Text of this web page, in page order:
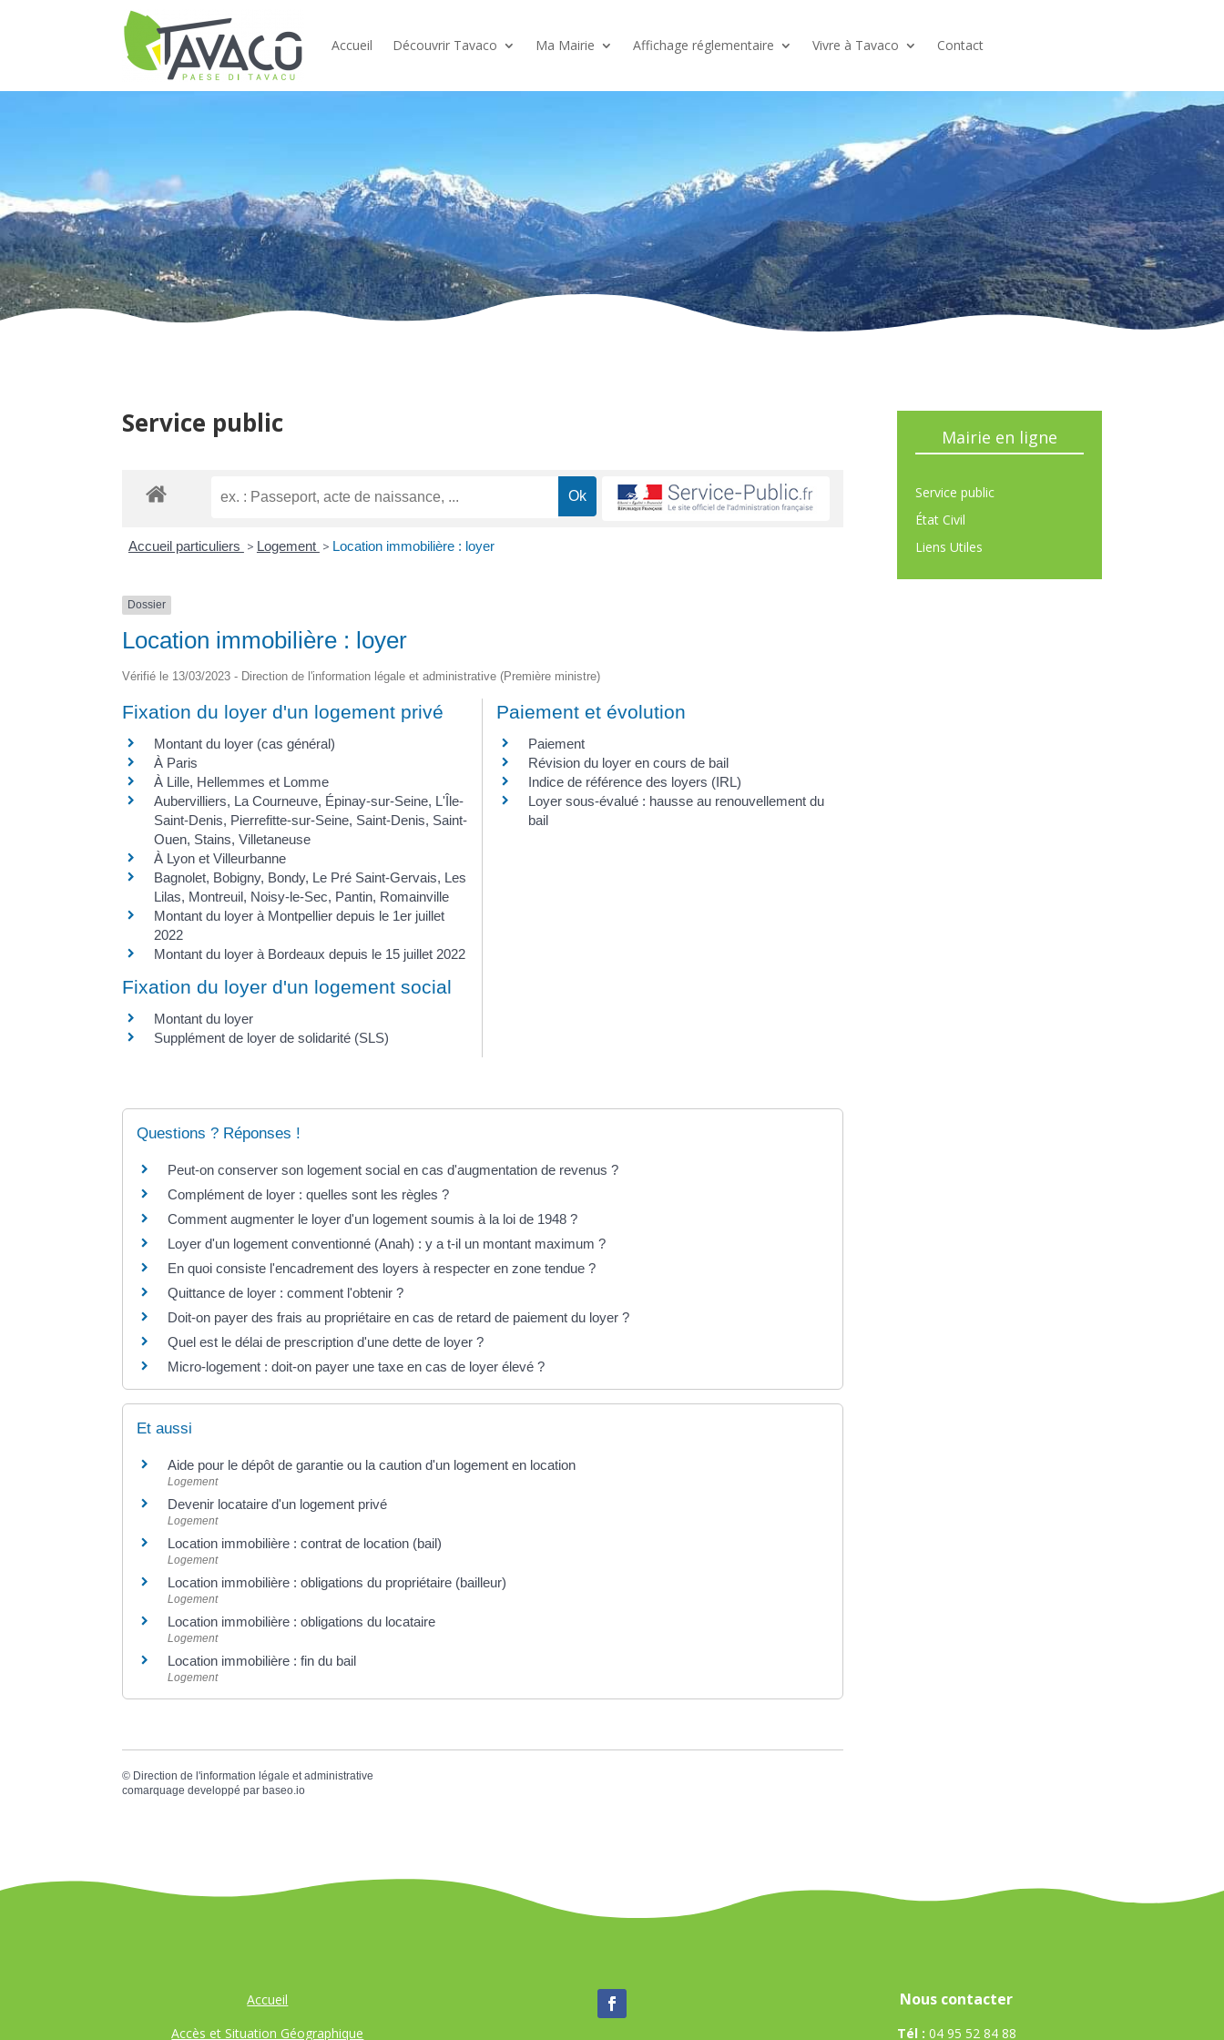
Accueil Découvrir Tavaco Ma Mairie Affichage réglementaire Vivre à Tavaco Contact
Service public
Accueil particuliers > Logement > Location immobilière : loyer
Dossier
Location immobilière : loyer
Vérifié le 13/03/2023 - Direction de l'information légale et administrative (Première ministre)
Fixation du loyer d'un logement privé
Montant du loyer (cas général)
À Paris
À Lille, Hellemmes et Lomme
Aubervilliers, La Courneuve, Épinay-sur-Seine, L'Île-
Saint-Denis, Pierrefitte-sur-Seine, Saint-Denis, Saint-
Ouen, Stains, Villetaneuse
À Lyon et Villeurbanne
Bagnolet, Bobigny, Bondy, Le Pré Saint-Gervais, Les
Lilas, Montreuil, Noisy-le-Sec, Pantin, Romainville
Montant du loyer à Montpellier depuis le 1er juillet
2022
Montant du loyer à Bordeaux depuis le 15 juillet 2022
Paiement et évolution
Paiement
Révision du loyer en cours de bail
Indice de référence des loyers (IRL)
Loyer sous-évalué : hausse au renouvellement du
bail
Fixation du loyer d'un logement social
Montant du loyer
Supplément de loyer de solidarité (SLS)
Questions ? Réponses !
Peut-on conserver son logement social en cas d'augmentation de revenus ?
Complément de loyer : quelles sont les règles ?
Comment augmenter le loyer d'un logement soumis à la loi de 1948 ?
Loyer d'un logement conventionné (Anah) : y a t-il un montant maximum ?
En quoi consiste l'encadrement des loyers à respecter en zone tendue ?
Quittance de loyer : comment l'obtenir ?
Doit-on payer des frais au propriétaire en cas de retard de paiement du loyer ?
Quel est le délai de prescription d'une dette de loyer ?
Micro-logement : doit-on payer une taxe en cas de loyer élevé ?
Et aussi
Aide pour le dépôt de garantie ou la caution d'un logement en location
Logement
Devenir locataire d'un logement privé
Logement
Location immobilière : contrat de location (bail)
Logement
Location immobilière : obligations du propriétaire (bailleur)
Logement
Location immobilière : obligations du locataire
Logement
Location immobilière : fin du bail
Logement
© Direction de l'information légale et administrative
comarquage developpé parbaseo.io
Mairie en ligne
Service public
État Civil
Liens Utiles
Accueil
Accès et Situation Géographique
Nous contacter
Tél : 04 95 52 84 88